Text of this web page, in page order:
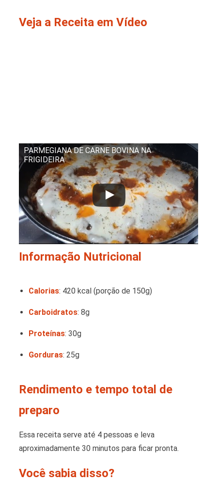
Veja a Receita em Vídeo
PARMEGIANA DE CARNE BOVINA NA
FRIGIDEIRA
Informação Nutricional
Calorias: 420 kcal (porção de 150g)
Carboidratos: 8g
Proteínas: 30g
Gorduras: 25g
Rendimento e tempo total de
preparo
Essa receita serve até 4 pessoas e leva
aproximadamente 30 minutos para ficar pronta.
Você sabia disso?